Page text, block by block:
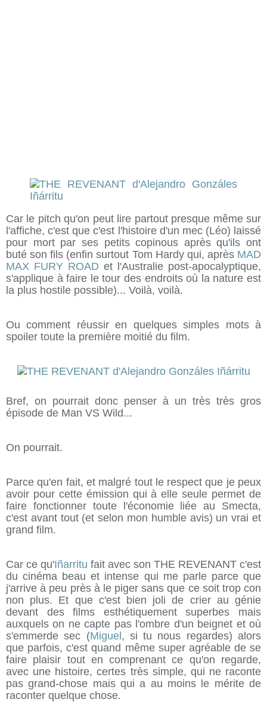
Car le pitch qu'on peut lire partout presque même sur
l'affiche, c'est que c'est l'histoire d'un mec (Léo) laissé
pour mort par ses petits copinous après qu'ils ont
buté son fils (enfin surtout Tom Hardy qui, après MAD
MAX FURY ROAD et l'Australie post-apocalyptique,
s'applique à faire le tour des endroits où la nature est
la plus hostile possible)... Voilà, voilà.
Ou comment réussir en quelques simples mots à
spoiler toute la première moitié du film.
Bref, on pourrait donc penser à un très très gros
épisode de Man VS Wild...
On pourrait.
Parce qu'en fait, et malgré tout le respect que je peux
avoir pour cette émission qui à elle seule permet de
faire fonctionner toute l'économie liée au Smecta,
c'est avant tout (et selon mon humble avis) un vrai et
grand film.
Car ce qu'Iñarritu fait avec son THE REVENANT c'est
du cinéma beau et intense qui me parle parce que
j'arrive à peu près à le piger sans que ce soit trop con
non plus. Et que c'est bien joli de crier au génie
devant des films esthétiquement superbes mais
auxquels on ne capte pas l'ombre d'un beignet et où
s'emmerde sec (Miguel , si tu nous regardes) alors
que parfois, c'est quand même super agréable de se
faire plaisir tout en comprenant ce qu'on regarde,
avec une histoire, certes très simple, qui ne raconte
pas grand-chose mais qui a au moins le mérite de
raconter quelque chose.